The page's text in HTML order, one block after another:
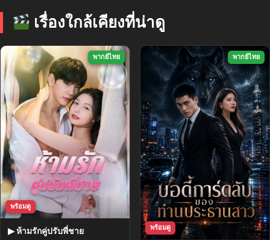
เรื่องใกล้เคียงที่น่าดู
พากย์ไทย
พร้อมดู
▶ ห้ามรักคู่ปรับพี่ชาย
พากย์ไทย
พร้อมดู